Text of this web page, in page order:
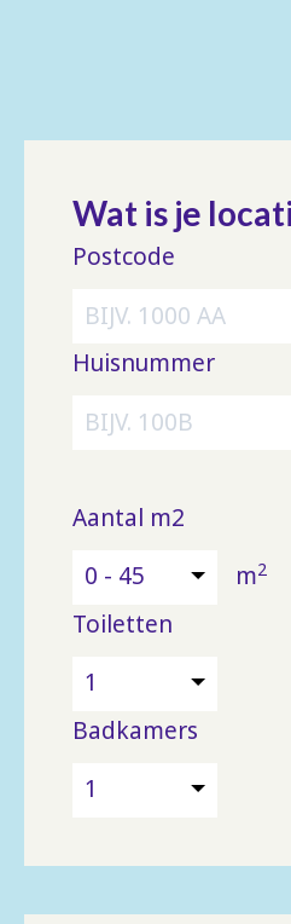
Wat is je
Postcode
Huisnummer
Aantal m2
0 - 45
m2
Toiletten
1
Badkamers
1